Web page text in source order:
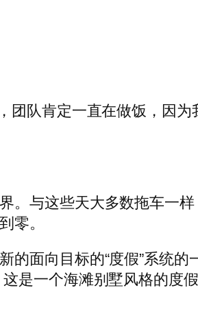
队肯定一直在做饭，因
与这些天大多数拖车一样
零。
的面向目标的“度假”系统
这是一个海滩别墅风格的度